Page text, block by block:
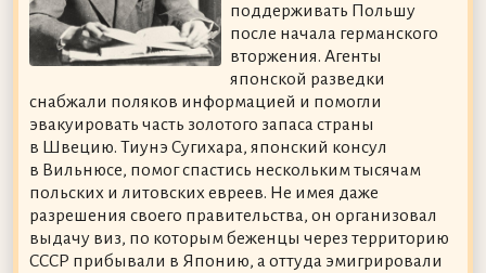
поддерживать Польшу
после начала германского
вторжения. Агенты
японской разведки
снабжали поляков информацией и помогли
эвакуировать часть золотого запаса страны
в Швецию. Тиунэ Сугихара, японский консул
в Вильнюсе, помог спастись нескольким тысячам
польских и литовских евреев. Не имея даже
разрешения своего правительства, он организовал
выдачу виз, по которым беженцы через территорию
СССР прибывали в Японию, а оттуда эмигрировали